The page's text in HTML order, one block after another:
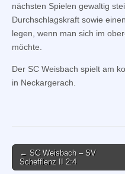
nächsten Spielen gewaltig
Durchschlagskraft sowie
legen, wenn man sich im
möchte.
Der SC Weisbach spielt am
in Neckargerach.
Post
navigation
← SC Weisbach – SV
Schefflenz II 2:4